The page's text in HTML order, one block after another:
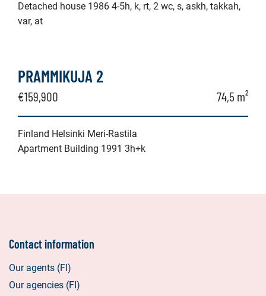
Detached house 1986 4-5h, k, rt, 2 wc, s, askh, takkah,
var, at
PRAMMIKUJA 2
€159,900 74,5 m²
Finland Helsinki Meri-Rastila
Apartment Building 1991 3h+k
Contact information
Our agents (FI)
Our agencies (FI)